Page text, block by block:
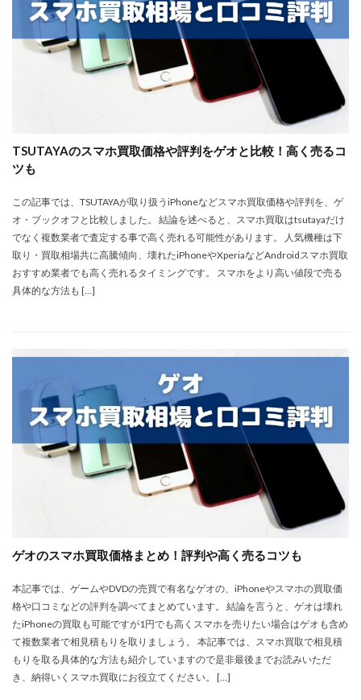
TSUTAYAのスマホ買取価格や評判をゲオと比較！高く売るコ
ツも
この記事では、TSUTAYAが取り扱うiPhoneなどスマホ買取価格や評判を、ゲ
オ・ブックオフと比較しました。 結論を述べると、スマホ買取はtsutayaだけ
でなく複数業者で査定する事で高く売れる可能性があります。 人気機種は下
取り・買取相場共に高騰傾向、壊れたiPhoneやXperiaなどAndroidスマホ買取
おすすめ業者でも高く売れるタイミングです。 スマホをより高い値段で売る
具体的な方法も […]
ゲオのスマホ買取価格まとめ！評判や高く売るコツも
本記事では、ゲームやDVDの売買で有名なゲオの、iPhoneやスマホの買取価
格や口コミなどの評判を調べてまとめています。 結論を言うと、ゲオは壊れ
たiPhoneの買取も可能ですが1円でも高くスマホを売りたい場合はゲオも含め
て複数業者で相見積もりを取りましょう。 本記事では、スマホ買取で相見積
もりを取る具体的な方法も紹介していますので是非最後までお読みいただ
き、納得いくスマホ買取にお役立てください。 […]